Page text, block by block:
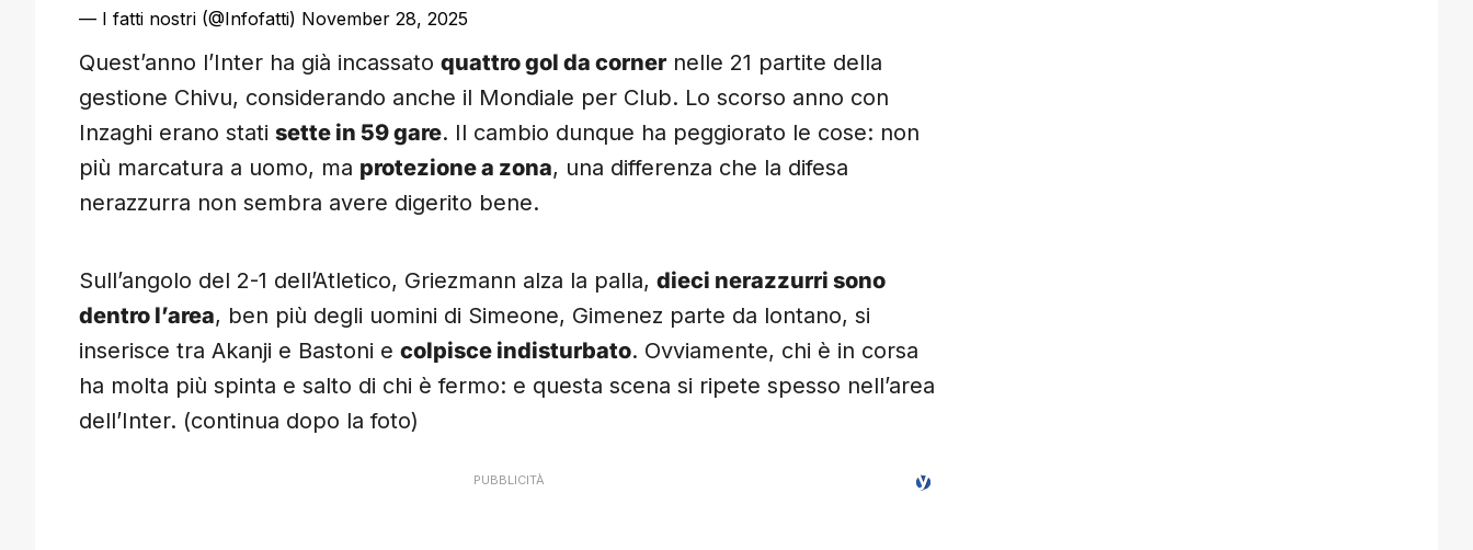
— I fatti nostri (@Infofatti) November 28, 2025
Quest’anno l’Inter ha già incassato quattro gol da corner nelle 21 partite della
gestione Chivu, considerando anche il Mondiale per Club. Lo scorso anno con
Inzaghi erano stati sette in 59 gare. Il cambio dunque ha peggiorato le cose: non
più marcatura a uomo, ma protezione a zona, una differenza che la difesa
nerazzurra non sembra avere digerito bene.
Sull’angolo del 2-1 dell’Atletico, Griezmann alza la palla, dieci nerazzurri sono
dentro l’area, ben più degli uomini di Simeone, Gimenez parte da lontano, si
inserisce tra Akanji e Bastoni e colpisce indisturbato. Ovviamente, chi è in corsa
ha molta più spinta e salto di chi è fermo: e questa scena si ripete spesso nell’area
dell’Inter. (continua dopo la foto)